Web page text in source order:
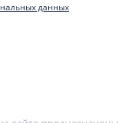
данных